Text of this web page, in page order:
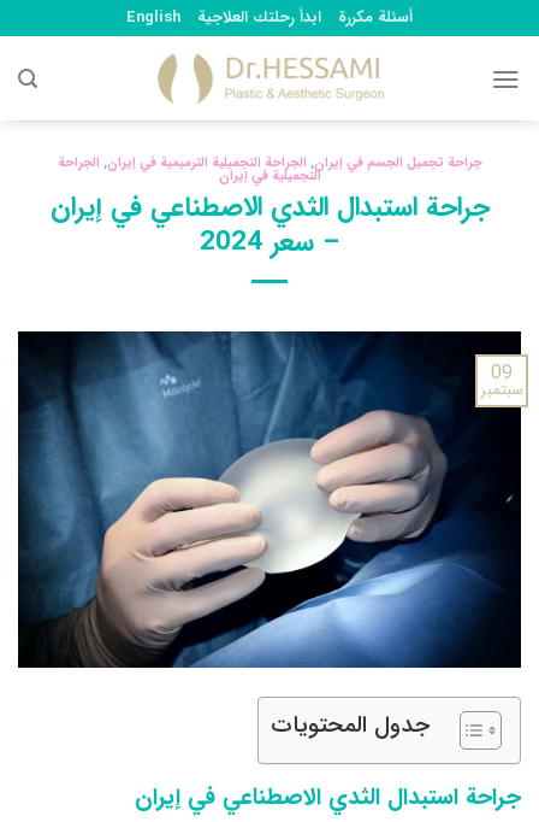
to
content
أسئلة مكررة ابدأ رحلتك العلاجية English
جراحة تجميل الجسم في إيران, الجراحة التجميلية الترميمية في إيران, الجراحة
التجميلية في إيران
جراحة استبدال الثدي الاصطناعي في إيران
– سعر 2024
09
سبتمبر
جدول المحتويات
جراحة استبدال الثدي الاصطناعي في إيران